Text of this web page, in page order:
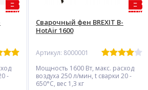
-
Сварочный фен BREXIT B-
HotAir 1600
Артикул: 8000001
Мощность 1600 Вт, макс. расход
воздуха 250 л/мин, t сварки 20 -
650°С, вес 1,3 кг